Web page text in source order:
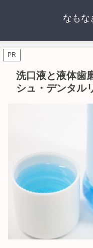
なもな
PR
洗口液と液体歯
シュ・デンタル